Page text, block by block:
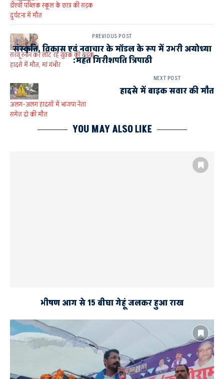
डीएवी पब्लिक स्कूल के छात्र की सड़क
दुर्घटना में मौत
सरयू स्नान कर लौट रहे युवक की सड़क
हादसे में मौत, मां गंभीर
अलग-अलग हादसों में भाजपा नेता
समेत दो की मौत
PREVIOUS POST
संस्कृति, विकास एवं नवाचार के मॉडल के रूप में उभरी अयोध्या
:महंत गिरीशपति त्रिपाठी
NEXT POST
हादसे में बाइक सवार की मौत
YOU MAY ALSO LIKE
भीषण आग से 15 बीघा गेहूं जलकर हुआ राख